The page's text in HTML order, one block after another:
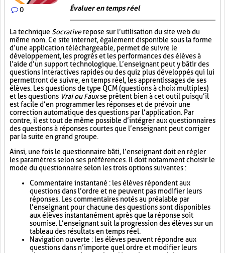
0 Évaluer en temps réel
La technique Socrativerepose sur l’utilisation du site web du
même nom. Ce site internet, également disponible sous la forme
d’une application téléchargeable, permet de suivre le
développement, les progrès et les performances des élèves à
l’aide d’un support technologique. L’enseignant peut y bâtir des
questions interactives rapides ou des quiz plus développés qui lui
permettront de suivre, en temps réel, les apprentissages de ses
élèves. Les questions de type QCM (questions à choix multiples)
et les questions Vrai ou Fauxse prêtent bien à cet outil puisqu’il
est facile d’en programmer les réponses et de prévoir une
correction automatique des questions par l’application. Par
contre, il est tout de même possible d’intégrer aux questionnaires
des questions à réponses courtes que l’enseignant peut corriger
par la suite en grand groupe.
Ainsi, une fois le questionnaire bâti, l’enseignant doit en régler
les paramètres selon ses préférences. Il doit notamment choisir le
mode du questionnaire selon les trois options suivantes :
Commentaire instantané : les élèves répondent aux
questions dans l’ordre et ne peuvent pas modifier leurs
réponses. Les commentaires notés au préalable par
l’enseignant pour chacune des questions sont disponibles
aux élèves instantanément après que la réponse soit
soumise. L’enseignant suit la progression des élèves sur un
tableau des résultats en temps réel.
Navigation ouverte : les élèves peuvent répondre aux
questions dans n’importe quel ordre et modifier leurs